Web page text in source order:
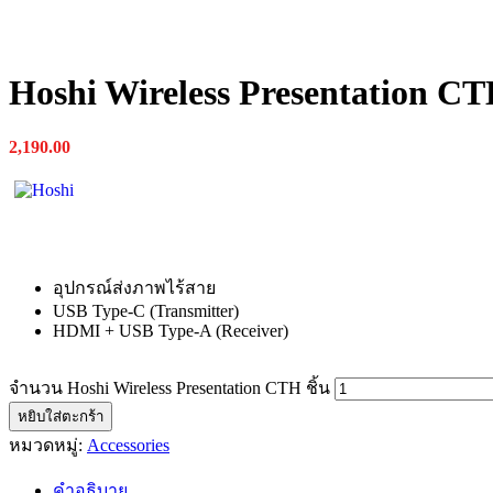
Hoshi Wireless Presentation
2,190.00
อุปกรณ์ส่งภาพไร้สาย
USB Type-C (Transmitter)
HDMI + USB Type-A (Receiver)
จำนวน Hoshi Wireless Presentation CTH ชิ้น
หยิบใส่ตะกร้า
หมวดหมู่: Accessories